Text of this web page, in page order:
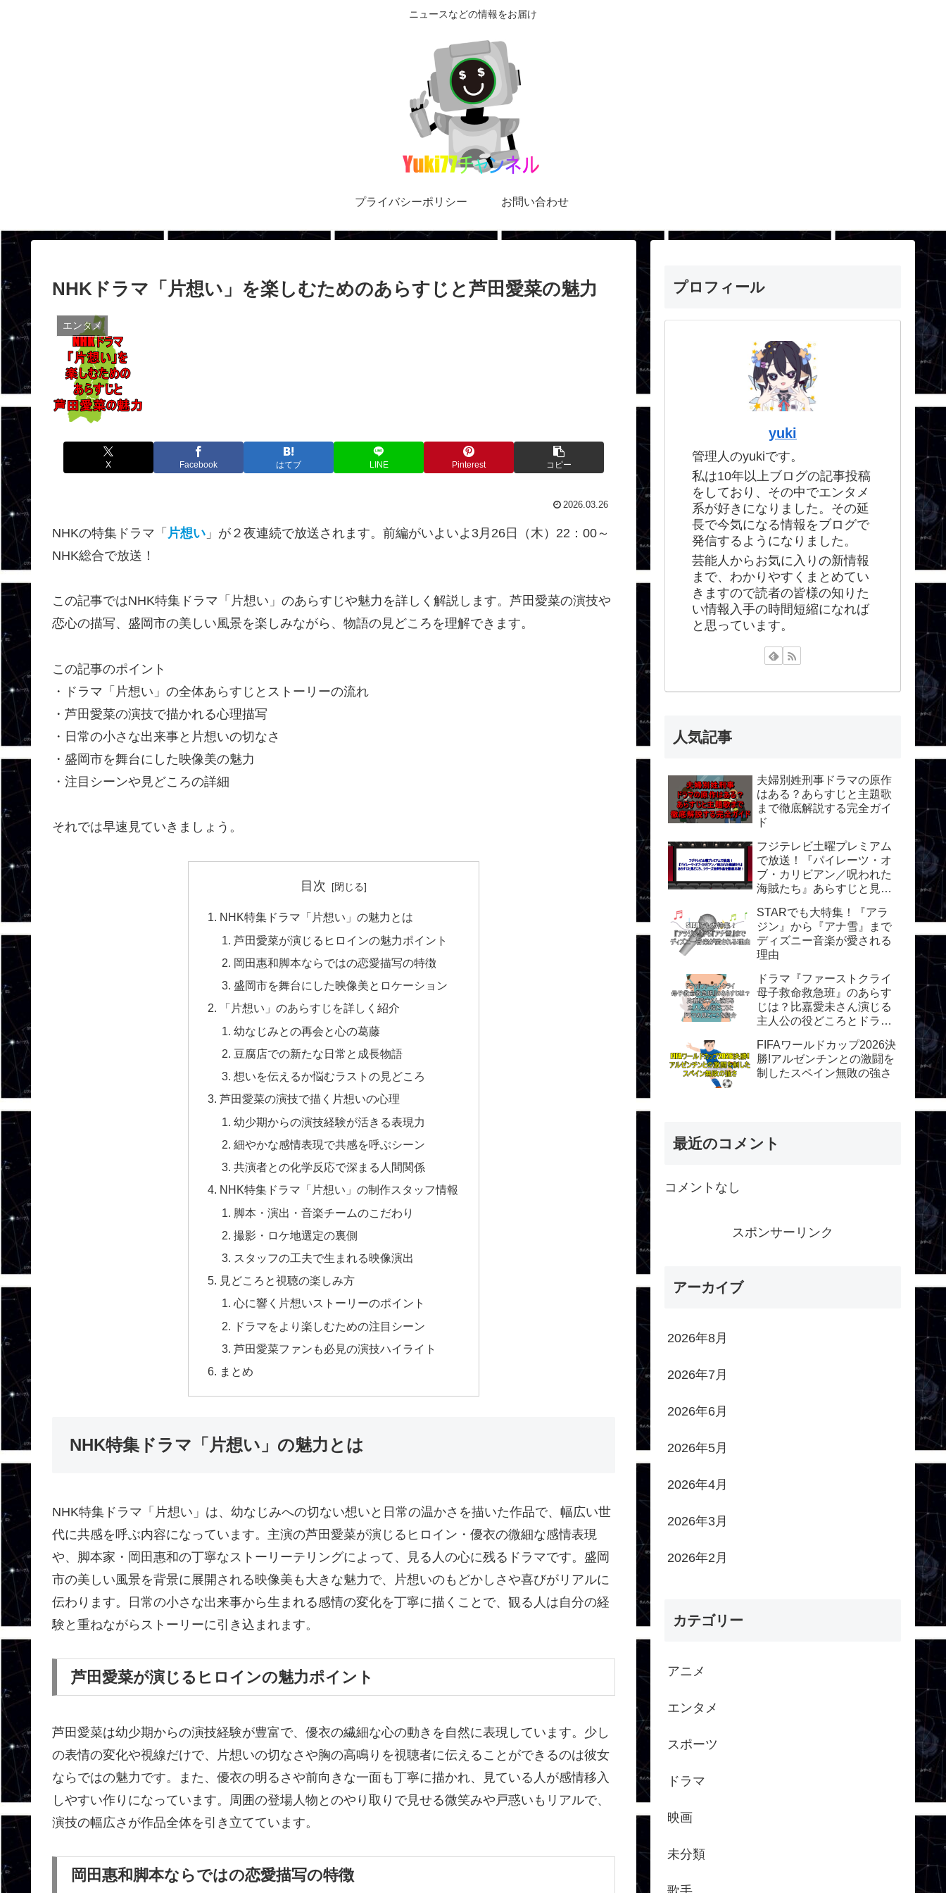
ニュースなどの情報をお届け
プライバシーポリシー お問い合わせ
NHKドラマ「片想い」を楽しむためのあらすじと芦田愛菜の魅力
エンタメ
X Facebook はてブ LINE Pinterest コピー
2026.03.26
NHKの特集ドラマ「 片想い 」が２夜連続で放送されます。前編がいよいよ3月26日（木）22：00～
NHK総合で放送！
この記事ではNHK特集ドラマ「片想い」のあらすじや魅力を詳しく解説します。芦田愛菜の演技や
恋心の描写、盛岡市の美しい風景を楽しみながら、物語の見どころを理解できます。
この記事のポイント
・ドラマ「片想い」の全体あらすじとストーリーの流れ
・芦田愛菜の演技で描かれる心理描写
・日常の小さな出来事と片想いの切なさ
・盛岡市を舞台にした映像美の魅力
・注目シーンや見どころの詳細
それでは早速見ていきましょう。
目次
NHK特集ドラマ「片想い」の魅力とは
芦田愛菜が演じるヒロインの魅力ポイント
岡田惠和脚本ならではの恋愛描写の特徴
盛岡市を舞台にした映像美とロケーション
「片想い」のあらすじを詳しく紹介
幼なじみとの再会と心の葛藤
豆腐店での新たな日常と成長物語
想いを伝えるか悩むラストの見どころ
芦田愛菜の演技で描く片想いの心理
幼少期からの演技経験が活きる表現力
細やかな感情表現で共感を呼ぶシーン
共演者との化学反応で深まる人間関係
NHK特集ドラマ「片想い」の制作スタッフ情報
脚本・演出・音楽チームのこだわり
撮影・ロケ地選定の裏側
スタッフの工夫で生まれる映像演出
見どころと視聴の楽しみ方
心に響く片想いストーリーのポイント
ドラマをより楽しむための注目シーン
芦田愛菜ファンも必見の演技ハイライト
まとめ
NHK特集ドラマ「片想い」の魅力とは
NHK特集ドラマ「片想い」は、幼なじみへの切ない想いと日常の温かさを描いた作品で、幅広い世
代に共感を呼ぶ内容になっています。主演の芦田愛菜が演じるヒロイン・優衣の微細な感情表現
や、脚本家・岡田惠和の丁寧なストーリーテリングによって、見る人の心に残るドラマです。盛岡
市の美しい風景を背景に展開される映像美も大きな魅力で、片想いのもどかしさや喜びがリアルに
伝わります。日常の小さな出来事から生まれる感情の変化を丁寧に描くことで、観る人は自分の経
験と重ねながらストーリーに引き込まれます。
芦田愛菜が演じるヒロインの魅力ポイント
芦田愛菜は幼少期からの演技経験が豊富で、優衣の繊細な心の動きを自然に表現しています。少し
の表情の変化や視線だけで、片想いの切なさや胸の高鳴りを視聴者に伝えることができるのは彼女
ならではの魅力です。また、優衣の明るさや前向きな一面も丁寧に描かれ、見ている人が感情移入
しやすい作りになっています。周囲の登場人物とのやり取りで見せる微笑みや戸惑いもリアルで、
演技の幅広さが作品全体を引き立てています。
岡田惠和脚本ならではの恋愛描写の特徴
プロフィール
yuki
管理人のyukiです。
私は10年以上ブログの記事投稿
をしており、その中でエンタメ
系が好きになりました。その延
長で今気になる情報をブログで
発信するようになりました。
芸能人からお気に入りの新情報
まで、わかりやすくまとめてい
きますので読者の皆様の知りた
い情報入手の時間短縮になれば
と思っています。
人気記事
夫婦別姓刑事ドラマの原作
はある？あらすじと主題歌
まで徹底解説する完全ガイ
ド
フジテレビ土曜プレミアム
で放送！『パイレーツ・オ
ブ・カリビアン／呪われた
海賊たち』あらすじと見ど
徹底比較！
STARでも大特集！『アラ
ジン』から『アナ雪』まで
ディズニー音楽が愛される
理由
ドラマ『ファーストクライ
母子救命救急班』のあらす
じは？比嘉愛未さん演じる
主人公の役どころとドラマ
FIFAワールドカップ2026決
勝!アルゼンチンとの激闘を
制したスペイン無敗の強さ
最近のコメント
コメントなし
スポンサーリンク
アーカイブ
2026年8月
2026年7月
2026年6月
2026年5月
2026年4月
2026年3月
2026年2月
カテゴリー
アニメ
エンタメ
スポーツ
ドラマ
映画
未分類